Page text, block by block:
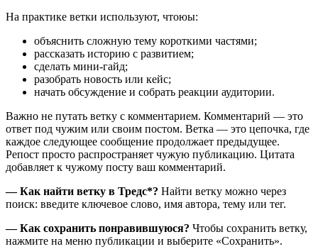
На практике ветки используют, чтоюы:
объяснить сложную тему короткими частями;
рассказать историю с развитием;
сделать мини-гайд;
разобрать новость или кейс;
начать обсуждение и собрать реакции аудитории.
Важно не путать ветку с комментарием. Комментарий — это
ответ под чужим или своим постом. Ветка — это цепочка, где
каждое следующее сообщение продолжает предыдущее.
Репост просто распространяет чужую публикацию. Цитата
добавляет к чужому посту ваш комментарий.
— Как найти ветку в Тредс*? Найти ветку можно через
поиск: введите ключевое слово, имя автора, тему или тег.
— Как сохранить понравившуюся? Чтобы сохранить ветку,
нажмите на меню публикации и выберите «Сохранить».